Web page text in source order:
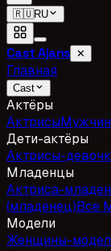
🇷🇺RU
Cast Ajans ✕
Главная
Cast
Актёры
Актрисы
Дети-актёры
Актрисы-
Младенцы
Актриса-
(младенец)Все
Модели
Женщины-